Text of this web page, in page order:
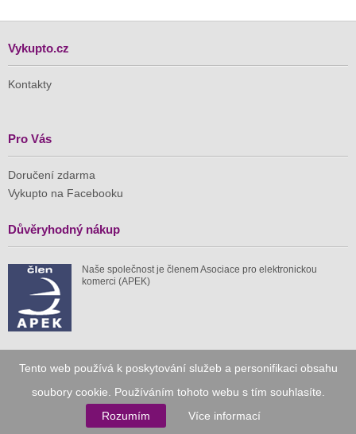
Tento web používá k poskytování služeb a personifikaci obsahu
soubory cookie. Používáním tohoto webu s tím souhlasíte.
Rozumím
Více informací
Vykupto.cz
Kontakty
Pro Vás
Doručení zdarma
Vykupto na Facebooku
Důvěryhodný nákup
Naše společnost je členem Asociace pro elektronickou
komerci (APEK)
Již od roku 2010